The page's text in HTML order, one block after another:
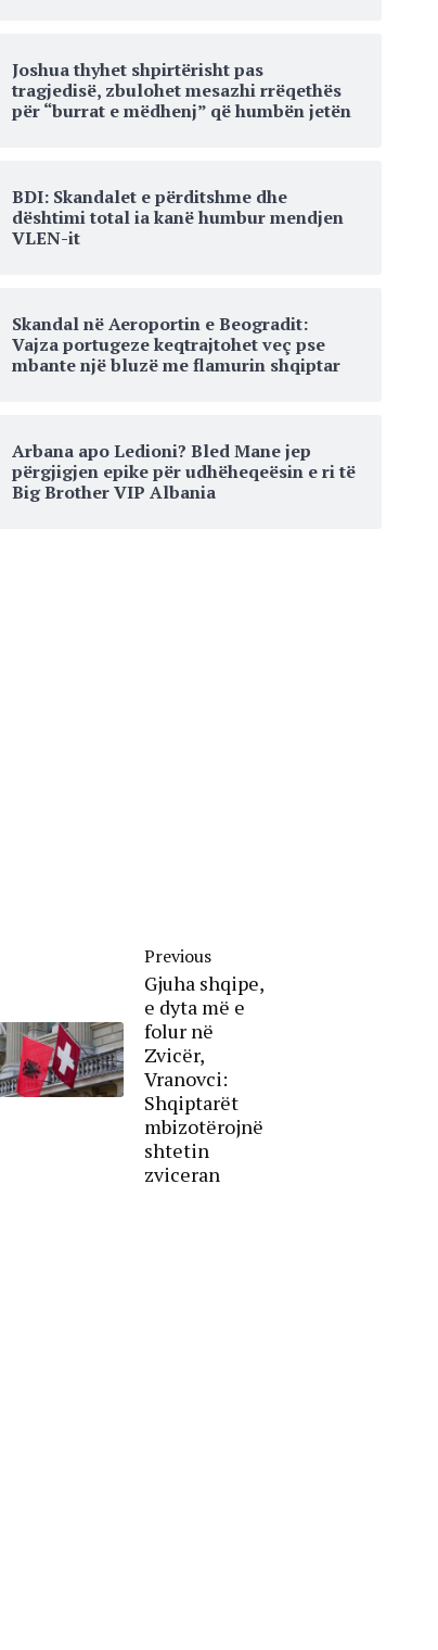
Previous
Gjuha shqipe,
e dyta më e
folur në
Zvicër,
Vranovci:
Shqiptarët
mbizotërojnë
shtetin
zviceran
Joshua thyhet shpirtërisht pas
tragjedisë, zbulohet mesazhi rrëqethës
për “burrat e mëdhenj” që humbën jetën
BDI: Skandalet e përditshme dhe
dështimi total ia kanë humbur mendjen
VLEN-it
Skandal në Aeroportin e Beogradit:
Vajza portugeze keqtrajtohet veç pse
mbante një bluzë me flamurin shqiptar
Arbana apo Ledioni? Bled Mane jep
përgjigjen epike për udhëheqeësin e ri të
Big Brother VIP Albania